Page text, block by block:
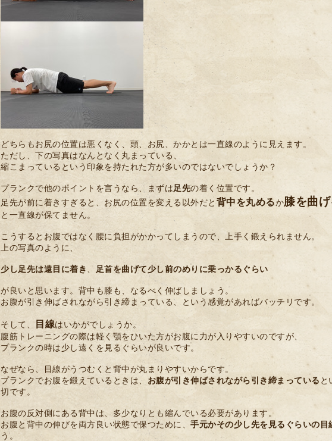
どちらもお尻の位置は悪くなく、頭、お尻、かかとは一直線のように見えます。
ただし、下の写真はなんとなく丸まっている、
縮こまっているという印象を持たれた方が多いのではないでしょうか？
プランクで他のポイントを言うなら、まずは足先の着く位置です。
足先が前に着きすぎると、お尻の位置を変える以外だと 背中を丸めるか膝を曲げ
と一直線が保てません。
こうするとお腹ではなく腰に負担がかかってしまうので、上手く鍛えられません。
上の写真のように、
少し足先は遠目に着き 足首を曲げて少し前のめりに乗っかるぐらい
が良いと思います。背中も膝も、なるべく伸ばしましょう。
お腹が引き伸ばされながら引き締まっている、という感覚があればバッチリです。
そして、 目線はいかがでしょうか。
腹筋トレーニングの際は軽く顎をひいた方がお腹に力が入りやすいのですが、
プランクの時は少し遠くを見るぐらいが良いです。
なぜなら、目線がうつむくと背中が丸まりやすいからです。
プランクでお腹を鍛えているときは、 お腹が引き伸ばされながら引き締まっている と
切です。
お腹の反対側にある背中は、多少なりとも縮んでいる必要があります。
お腹と背中の伸びを両方良い状態で保つために、 手元かその少し先を見るぐらいの目
う。